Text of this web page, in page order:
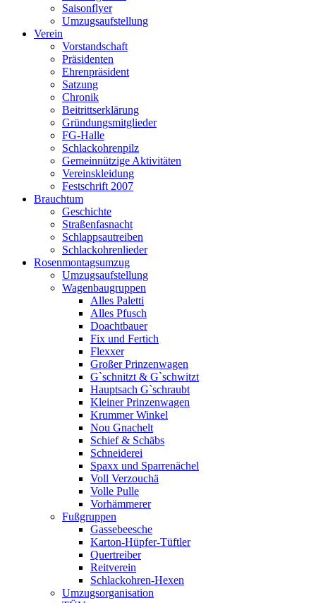
Saisonflyer
Umzugsaufstellung
Verein
Vorstandschaft
Präsidenten
Ehrenpräsident
Satzung
Chronik
Beitrittserklärung
Gründungsmitglieder
FG-Halle
Schlackohrenpilz
Gemeinnützige Aktivitäten
Vereinskleidung
Festschrift 2007
Brauchtum
Geschichte
Straßenfasnacht
Schlappsautreiben
Schlackohrenlieder
Rosenmontagsumzug
Umzugsaufstellung
Wagenbaugruppen
Alles Paletti
Alles Pfusch
Doachtbauer
Fix und Fertich
Flexxer
Großer Prinzenwagen
Gˋschnitzt & Gˋschwitzt
Hauptsach G`schraubt
Kleiner Prinzenwagen
Krummer Winkel
Nou Gnachelt
Schief & Schäbs
Schneiderei
Spaxx und Sparrenächel
Voll Verzouchä
Volle Pulle
Vorhämmerer
Fußgruppen
Gassebeesche
Karton-Hüpfer-Tüftler
Quertreiber
Reitverein
Schlackohren-Hexen
Umzugsorganisation